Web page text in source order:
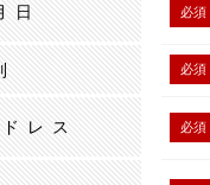
日 必須
必須
レス 必須